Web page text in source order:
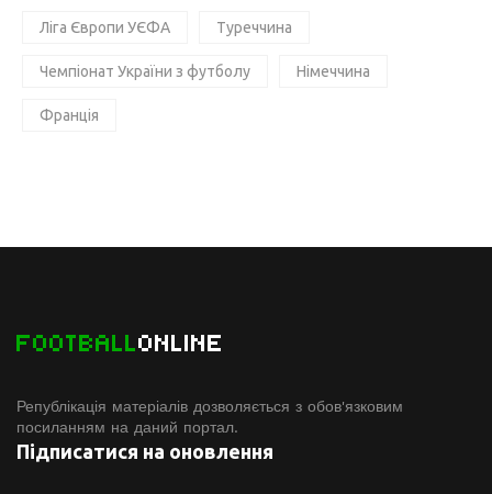
Ліга Європи УЄФА Туреччина
Чемпіонат України з футболу Німеччина
Франція
FOOTBALLONLINE
Републікація матеріалів дозволяється з обов'язковим
посиланням на даний портал.
Підписатися на оновлення